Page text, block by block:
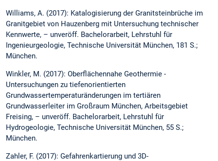
Williams, A. (2017): Katalogisierung der Granitsteinbrüche im
Granitgebiet von Hauzenberg mit Untersuchung technischer
Kennwerte, – unveröff. Bachelorarbeit, Lehrstuhl für
Ingenieurgeologie, Technische Universität München, 181 S.;
München.
Winkler, M. (2017): Oberflächennahe Geothermie -
Untersuchungen zu tiefenorientierten
Grundwassertemperaturänderungen im tertiären
Grundwasserleiter im Großraum München, Arbeitsgebiet
Freising, – unveröff. Bachelorarbeit, Lehrstuhl für
Hydrogeologie, Technische Universität München, 55 S.;
München.
Zahler, F. (2017): Gefahrenkartierung und 3D-